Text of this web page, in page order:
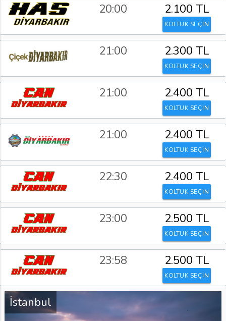
20:00 2.100 TL
KOLTUK SEÇİN
21:00 2.300 TL
KOLTUK SEÇİN
21:00 2.400 TL
KOLTUK SEÇİN
21:00 2.400 TL
KOLTUK SEÇİN
22:30 2.400 TL
KOLTUK SEÇİN
23:00 2.500 TL
KOLTUK SEÇİN
23:58 2.500 TL
KOLTUK SEÇİN
İstanbul